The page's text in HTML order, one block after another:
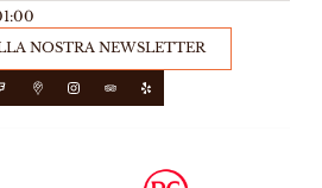
NOSTRA NEWSLETTER